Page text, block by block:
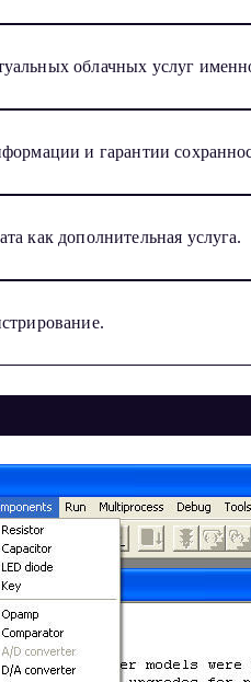
облачных услуг
и гарантии
как дополнительная услуга.